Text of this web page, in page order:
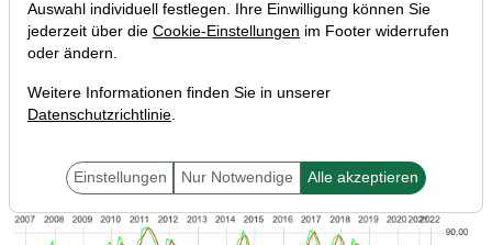
Auswahl individuell festlegen. Ihre Einwilligung können Sie
jederzeit über die Cookie-Einstellungen im Footer widerrufen
oder ändern.
Weitere Informationen finden Sie in unserer
Datenschutzrichtlinie.
Einstellungen Nur Notwendige Alle akzeptieren